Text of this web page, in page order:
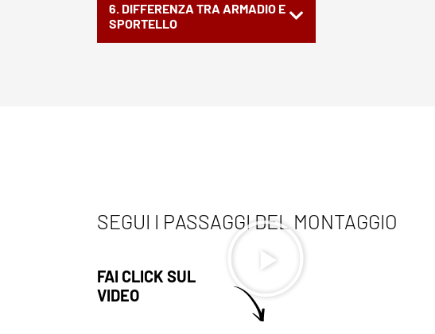
6. DIFFERENZA TRA ARMADIO E
SPORTELLO
SEGUI I PASSAGGI DEL MONTAGGIO
FAI CLICK SUL
VIDEO